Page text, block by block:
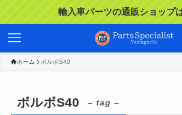
輸入車パーツの通販ショップ
ホーム ボルボS40
ボルボS40 – tag –